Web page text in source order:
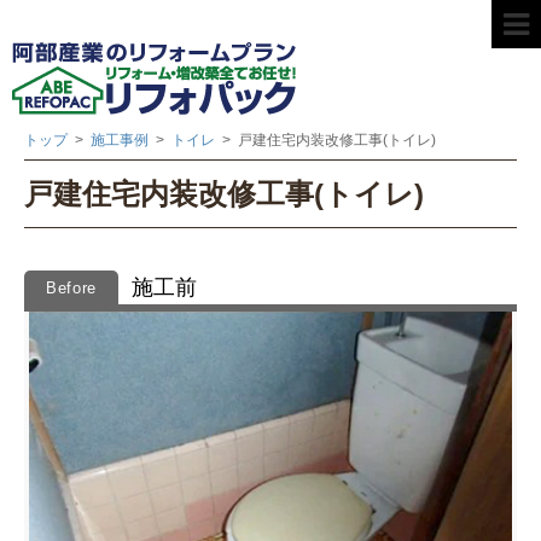
トップ> 施工事例 > トイレ > 戸建住宅内装改修工事(トイレ)
戸建住宅内装改修工事(トイレ)
施工前